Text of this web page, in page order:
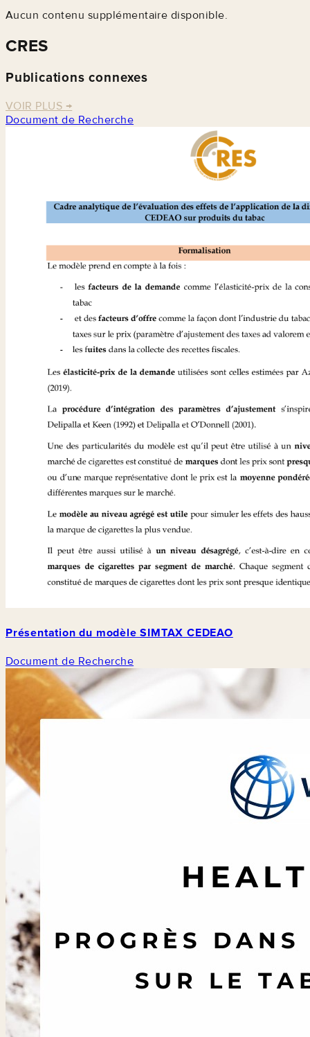
Aucun contenu supplémentaire disponible.
CRES
Publications connexes
VOIR PLUS →
Document de Recherche
Présentation du modèle SIMTAX CEDEAO
Document de Recherche